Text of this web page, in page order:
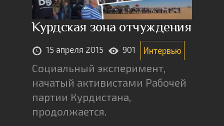
Курдская зона отчуждения
15 апреля 2015 901 Интервью
Социальный эксперимент,
начатый активистами Рабочей
партии Курдистана,
продолжается.